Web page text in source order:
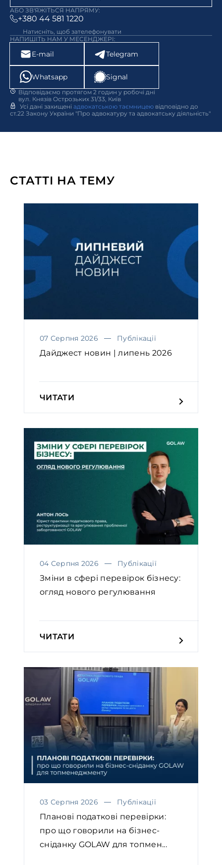
АБО ЗВ'ЯЖІТЬСЯ НАПРЯМУ:
+380 44 581 1220
Натисніть, щоб зателефонувати
НАПИШІТЬ НАМ У МЕСЕНДЖЕРІ:
E-mail Telegram
Whatsapp Signal
Відповідаємо протягом 2 годин у робочі дні
вул. Князів Острозьких 31/33, Київ
Усі дані захищені адвокатською таємницею відповідно до
ст.22 Закону України "Про адвокатуру та адвокатську діяльність"
СТАТТІ НА ТЕМУ
07 Серпня 2026 Публікації
Дайджест новин | липень 2026
ЧИТАТИ
04 Серпня 2026 Публікації
Зміни в сфері перевірок бізнесу:
огляд нового регулювання
ЧИТАТИ
03 Серпня 2026 Публікації
Планові податкові перевірки:
про що говорили на бізнес-
сніданку GOLAW для топмен...